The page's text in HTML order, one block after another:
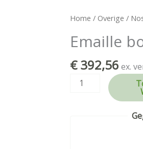
Home /Overige /
Emaille
€392,56 ex.
Emaille
Yacco
aantal